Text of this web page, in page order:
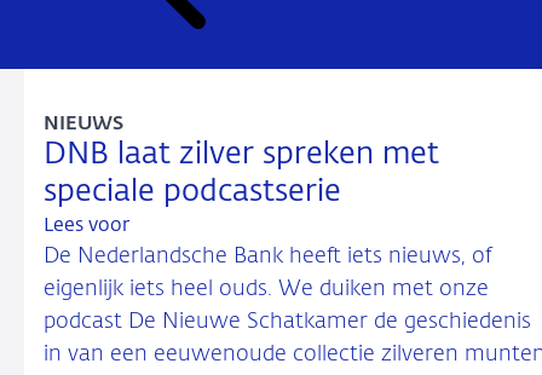
DNB laat zilver spreken met
speciale podcastserie
NIEUWS
Lees voor
De Nederlandsche Bank heeft iets nieuws, of
eigenlijk iets heel ouds. We duiken met onze
podcast De Nieuwe Schatkamer de geschiedenis
in van een eeuwenoude collectie zilveren